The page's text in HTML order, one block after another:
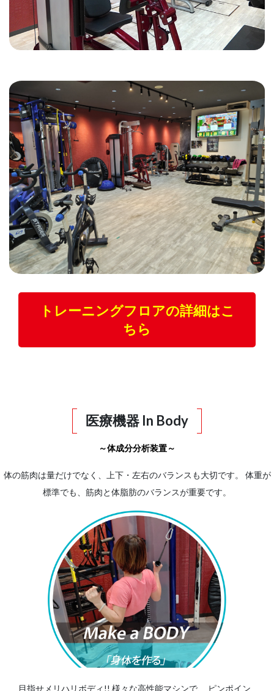
トレーニングフロアの詳細はこ
ちら
医療機器 In Body
～体成分分析装置～
体の筋肉は量だけでなく、上下・左右のバランスも大切です。 体重が
標準でも、筋肉と体脂肪のバランスが重要です。
目指せメリハリボディ!! 様々な高性能マシンで、 ピンポイン